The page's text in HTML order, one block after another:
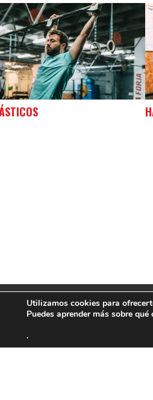
Tarifas | Horarios
Utilizamos cookies para
Puedes aprender más sobre
.